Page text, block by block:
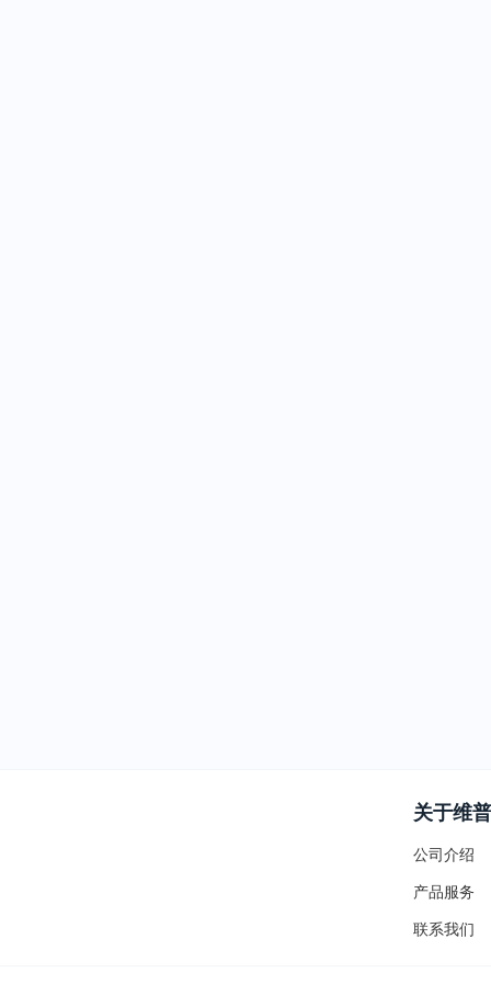
关于维普
公司介绍
产品服务
联系我们